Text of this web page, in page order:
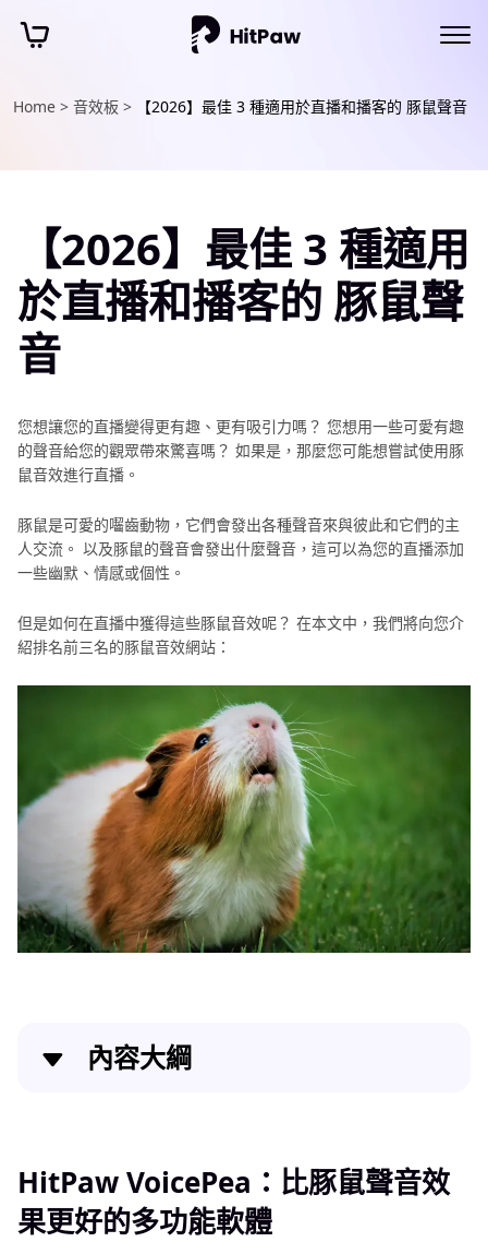
Home > 音效板 > 【2026】最佳 3 種適用於直播和播客的 豚鼠聲音
【2026】最佳 3 種適用
於直播和播客的 豚鼠聲
音
您想讓您的直播變得更有趣、更有吸引力嗎？ 您想用一些可愛有趣
的聲音給您的觀眾帶來驚喜嗎？ 如果是，那麼您可能想嘗試使用豚
鼠音效進行直播。
豚鼠是可愛的囓齒動物，它們會發出各種聲音來與彼此和它們的主
人交流。 以及豚鼠的聲音會發出什麼聲音，這可以為您的直播添加
一些幽默、情感或個性。
但是如何在直播中獲得這些豚鼠音效呢？ 在本文中，我們將向您介
紹排名前三名的豚鼠音效網站：
內容大綱
最佳兩個可以線上免費使用的豚鼠聲音線上網站
同場加映：Guinea Pig Anime PUI PUI
HitPaw VoicePea：比豚鼠聲音效
果更好的多功能軟體